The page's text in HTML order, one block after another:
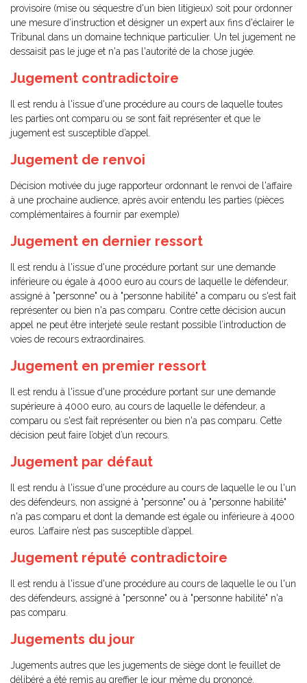
provisoire (mise ou séquestre d'un bien litigieux) soit pour ordonner
une mesure d'instruction et désigner un expert aux fins d'éclairer le
Tribunal dans un domaine technique particulier. Un tel jugement ne
dessaisit pas le juge et n'a pas l'autorité de la chose jugée.
Jugement contradictoire
Il est rendu à l'issue d'une procédure au cours de laquelle toutes
les parties ont comparu ou se sont fait représenter et que le
jugement est susceptible d’appel.
Jugement de renvoi
Décision motivée du juge rapporteur ordonnant le renvoi de l'affaire
à une prochaine audience, après avoir entendu les parties (pièces
complémentaires à fournir par exemple)
Jugement en dernier ressort
Il est rendu à l'issue d'une procédure portant sur une demande
inférieure ou égale à 4000 euro au cours de laquelle le défendeur,
assigné à "personne" ou à "personne habilité" a comparu ou s'est fait
représenter ou bien n'a pas comparu. Contre cette décision aucun
appel ne peut être interjeté seule restant possible l’introduction de
voies de recours extraordinaires.
Jugement en premier ressort
Il est rendu à l'issue d'une procédure portant sur une demande
supérieure à 4000 euro, au cours de laquelle le défendeur, a
comparu ou s'est fait représenter ou bien n'a pas comparu. Cette
décision peut faire l’objet d’un recours.
Jugement par défaut
Il est rendu à l'issue d'une procédure au cours de laquelle le ou l'un
des défendeurs, non assigné à "personne" ou à "personne habilité"
n'a pas comparu et dont la demande est égale ou inférieure à 4000
euros. L’affaire n’est pas susceptible d’appel.
Jugement réputé contradictoire
Il est rendu à l'issue d'une procédure au cours de laquelle le ou l'un
des défendeurs, assigné à "personne" ou à "personne habilité" n'a
pas comparu.
Jugements du jour
Jugements autres que les jugements de siège dont le feuillet de
délibéré a été remis au greffier le jour même du prononcé.